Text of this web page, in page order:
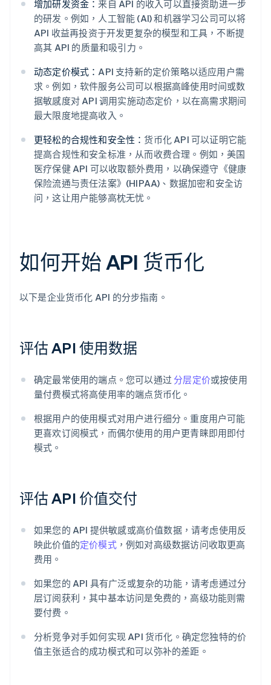
增加研发资金：来自 API 的收入可以直接资助进一步
的研发。例如，人工智能 (AI) 和机器学习公司可以将
API 收益再投资于开发更复杂的模型和工具，不断提
高其 API 的质量和吸引力。
动态定价模式：API 支持新的定价策略以适应用户需
求。例如，软件服务公司可以根据高峰使用时间或数
据敏感度对 API 调用实施动态定价，以在高需求期间
最大限度地提高收入。
更轻松的合规性和安全性：货币化 API 可以证明它能
提高合规性和安全标准，从而收费合理。例如，美国
医疗保健 API 可以收取额外费用，以确保遵守《健康
保险流通与责任法案》(HIPAA)、数据加密和安全访
问，这让用户能够高枕无忧。
如何开始 API 货币化
以下是企业货币化 API 的分步指南。
评估 API 使用数据
确定最常使用的端点。您可以通过 分层定价或按使用
量付费模式将高使用率的端点货币化。
根据用户的使用模式对用户进行细分。重度用户可能
更喜欢订阅模式，而偶尔使用的用户更青睐即用即付
模式。
评估 API 价值交付
如果您的 API 提供敏感或高价值数据，请考虑使用反
映此价值的定价模式，例如对高级数据访问收取更高
费用。
如果您的 API 具有广泛或复杂的功能，请考虑通过分
层订阅获利，其中基本访问是免费的，高级功能则需
要付费。
分析竞争对手如何实现 API 货币化。确定您独特的价
值主张适合的成功模式和可以弥补的差距。